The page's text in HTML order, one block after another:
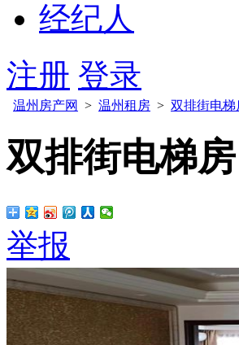
经纪人
注册 登录
温州房产网 > 温州租房 > 双排街电梯
双排街电梯
举报